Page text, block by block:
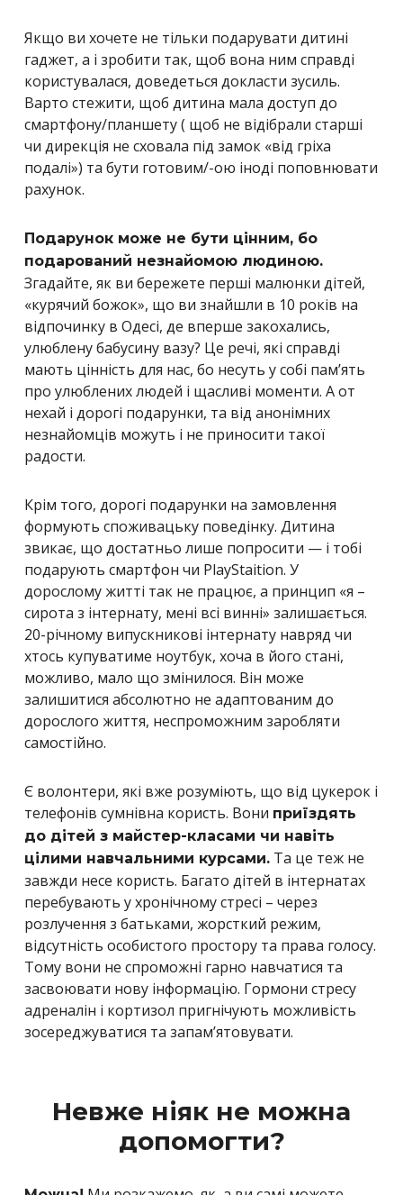
Якщо ви хочете не тільки подарувати дитині
гаджет, а і зробити так, щоб вона ним справді
користувалася, доведеться докласти зусиль.
Варто стежити, щоб дитина мала доступ до
смартфону/планшету ( щоб не відібрали старші
чи дирекція не сховала під замок «від гріха
подалі») та бути готовим/-ою іноді поповнювати
рахунок.
Подарунок може не бути цінним, бо
подарований незнайомою людиною.
Згадайте, як ви бережете перші малюнки дітей,
«курячий божок», що ви знайшли в 10 років на
відпочинку в Одесі, де вперше закохались,
улюблену бабусину вазу? Це речі, які справді
мають цінність для нас, бо несуть у собі пам’ять
про улюблених людей і щасливі моменти. А от
нехай і дорогі подарунки, та від анонімних
незнайомців можуть і не приносити такої
радости.
Крім того, дорогі подарунки на замовлення
формують споживацьку поведінку. Дитина
звикає, що достатньо лише попросити — і тобі
подарують смартфон чи PlayStaition. У
дорослому житті так не працює, а принцип «я –
сирота з інтернату, мені всі винні» залишається.
20-річному випускникові інтернату навряд чи
хтось купуватиме ноутбук, хоча в його стані,
можливо, мало що змінилося. Він може
залишитися абсолютно не адаптованим до
дорослого життя, неспроможним заробляти
самостійно.
Є волонтери, які вже розуміють, що від цукерок і
телефонів сумнівна користь. Вони приїздять
до дітей з майстер-класами чи навіть
цілими навчальними курсами. Та це теж не
завжди несе користь. Багато дітей в інтернатах
перебувають у хронічному стресі – через
розлучення з батьками, жорсткий режим,
відсутність особистого простору та права голосу.
Тому вони не спроможні гарно навчатися та
засвоювати нову інформацію. Гормони стресу
адреналін і кортизол пригнічують можливість
зосереджуватися та запам’ятовувати.
Невже ніяк не можна
допомогти?